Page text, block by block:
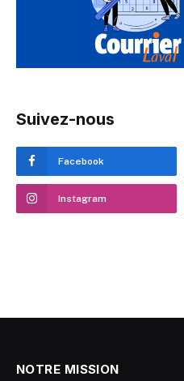
Suivez-nous
Facebook
Instagram
NOTRE MISSION